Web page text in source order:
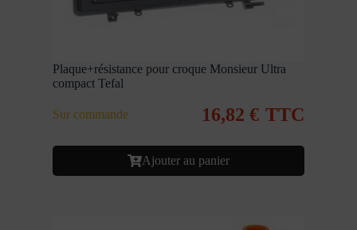
Plaque+résistance pour croque Monsieur Ultra
compact Tefal
Sur commande 16,82 € TTC
Ajouter au panier